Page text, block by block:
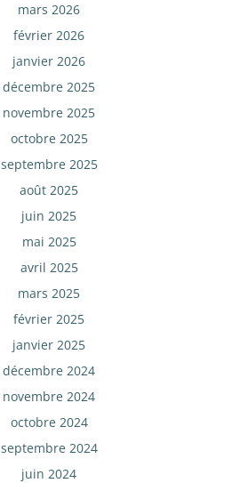
mars 2026
février 2026
janvier 2026
décembre 2025
novembre 2025
octobre 2025
septembre 2025
août 2025
juin 2025
mai 2025
avril 2025
mars 2025
février 2025
janvier 2025
décembre 2024
novembre 2024
octobre 2024
septembre 2024
juin 2024